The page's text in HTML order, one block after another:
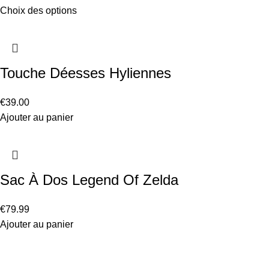
Choix des options
Touche Déesses Hyliennes
€39.00
Ajouter au panier
Sac À Dos Legend Of Zelda
€79.99
Ajouter au panier